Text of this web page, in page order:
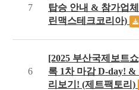
7
탑승 안내 & 참가업
린맥스테크코리아)
6
[2025 부산국제보트
록 1차 마감 D-day! &
리보기! (제트팩토리)